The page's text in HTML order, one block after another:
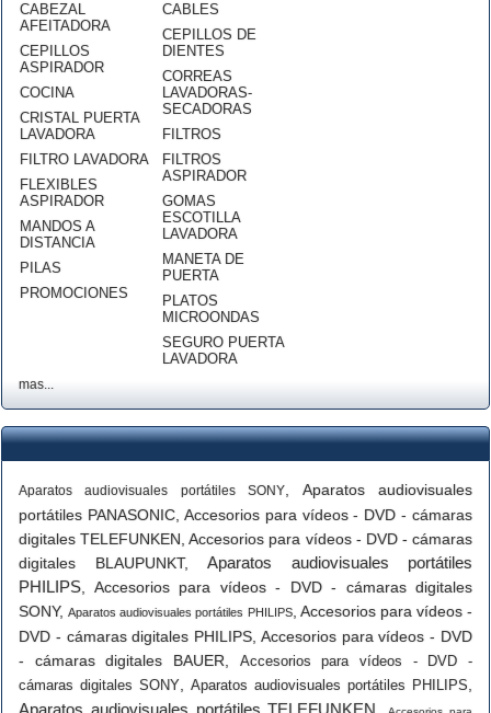
CABEZAL
AFEITADORA
CEPILLOS
ASPIRADOR
COCINA
CRISTAL PUERTA
LAVADORA
FILTRO LAVADORA
FLEXIBLES
ASPIRADOR
MANDOS A
DISTANCIA
PILAS
PROMOCIONES
CABLES
CEPILLOS DE
DIENTES
CORREAS
LAVADORAS-
SECADORAS
FILTROS
FILTROS
ASPIRADOR
GOMAS
ESCOTILLA
LAVADORA
MANETA DE
PUERTA
PLATOS
MICROONDAS
SEGURO PUERTA
LAVADORA
mas...
Aparatos audiovisuales portátiles SONY
Aparatos audiovisuales
portátiles PANASONIC, Accesorios para vídeos - DVD - cámaras
digitales TELEFUNKEN ,Accesorios para vídeos - DVD - cámaras
digitales BLAUPUNKT, Aparatos audiovisuales portátiles
PHILIPS
Accesorios para vídeos - DVD - cámaras digitales
SONY,Aparatos audiovisuales portátiles PHILIPS, Accesorios para vídeos -
DVD - cámaras digitales PHILIPS Accesorios para vídeos - DVD
- cámaras digitales BAUER
Accesorios para vídeos - DVD -
cámaras digitales SONY
Aparatos audiovisuales portátiles PHILIPS
Aparatos audiovisuales portátiles TELEFUNKEN